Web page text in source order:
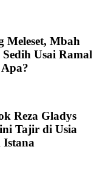
Meleset, Mbah
Usai Ramal
Reza Gladys
Tajir di Usia
Istana